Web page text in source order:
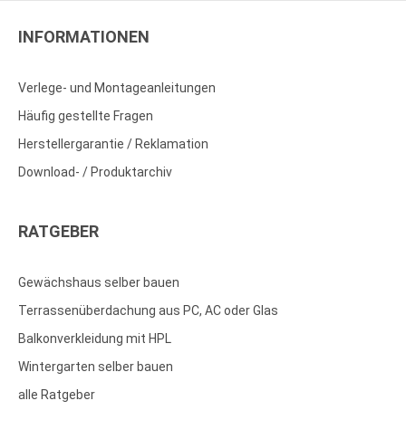
INFORMATIONEN
Verlege- und Montageanleitungen
Häufig gestellte Fragen
Herstellergarantie / Reklamation
Download- / Produktarchiv
RATGEBER
Gewächshaus selber bauen
Terrassenüberdachung aus PC, AC oder Glas
Balkonverkleidung mit HPL
Wintergarten selber bauen
alle Ratgeber